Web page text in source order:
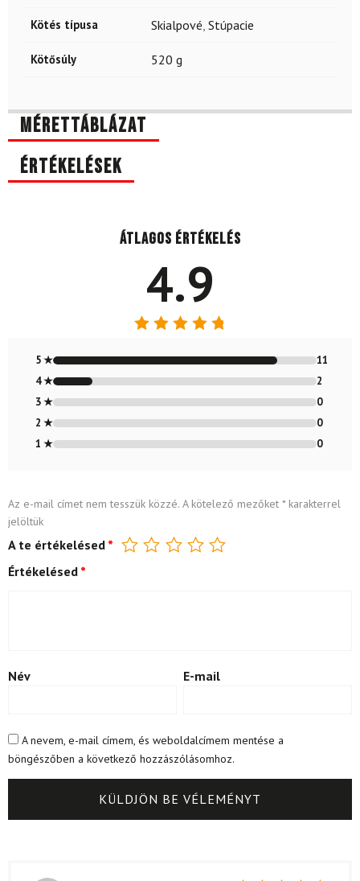
Kötés típusa Skialpové, Stúpacie
Kötősúly 520 g
Mérettáblázat
Értékelések
Átlagos értékelés
4.9
4.85/ 5
5 ★
11
4 ★
2
3 ★
0
2 ★
0
1 ★
0
Az e-mail címet nem tesszük közzé. A kötelező mezőket *karakterrel
jelöltük
A te értékelésed *
Értékelésed *
Név E-mail
A nevem, e-mail címem, és weboldalcímem mentése a
böngészőben a következő hozzászólásomhoz.